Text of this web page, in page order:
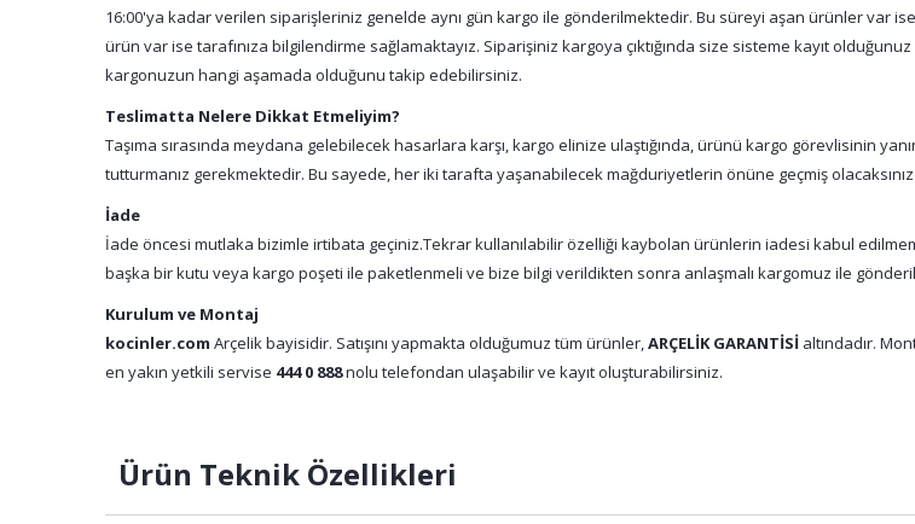
16:00'ya kadar verilen siparişleriniz genelde aynı gün kargo ile gönderilmektedir. Bu süreyi aşan ürünler var
ürün var ise tarafınıza bilgilendirme sağlamaktayız. Siparişiniz kargoya çıktığında size sisteme kayıt
kargonuzun hangi aşamada olduğunu takip edebilirsiniz.
Teslimatta Nelere Dikkat Etmeliyim?
Taşıma sırasında meydana gelebilecek hasarlara karşı, kargo elinize ulaştığında, ürünü kargo görevlisinin
tutturmanız gerekmektedir. Bu sayede, her iki tarafta yaşanabilecek mağduriyetlerin önüne geçmiş olacaksınız.
İade
İade öncesi mutlaka bizimle irtibata geçiniz.Tekrar kullanılabilir özelliği kaybolan ürünlerin iadesi kabul
başka bir kutu veya kargo poşeti ile paketlenmeli ve bize bilgi verildikten sonra anlaşmalı kargomuz ile
Kurulum ve Montaj
kocinler.com Arçelik bayisidir. Satışını yapmakta olduğumuz tüm ürünler,ARÇELİK GARANTİSİ altındadır.
en yakın yetkili servise 444 0 888nolu telefondan ulaşabilir ve kayıt oluşturabilirsiniz.
Ürün Teknik Özellikleri